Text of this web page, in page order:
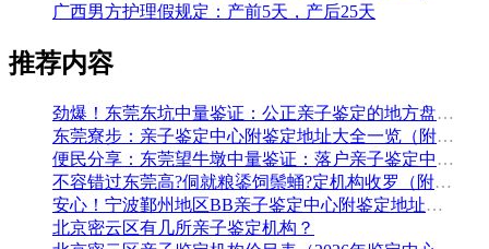
广西男方护理假规定：产前5天，产后25天
推荐内容
劲爆！东莞东坑中量鉴证：公正亲子鉴定的地方盘整（附2026年5月鉴定汇总）
东莞寮步：亲子鉴定中心附鉴定地址大全一览（附2026年鉴定机构推荐）
便民分享：东莞望牛墩中量鉴证：落户亲子鉴定中心地址排名（附鉴定办理流程费用）
不容错过东莞高?侗就粮鋈饲鬃蛹?定机构收罗（附2026年5月鉴定手续）
安心！宁波鄞州地区BB亲子鉴定中心附鉴定地址大全一览（附2026年最全鉴定手续）
北京密云区有几所亲子鉴定机构？